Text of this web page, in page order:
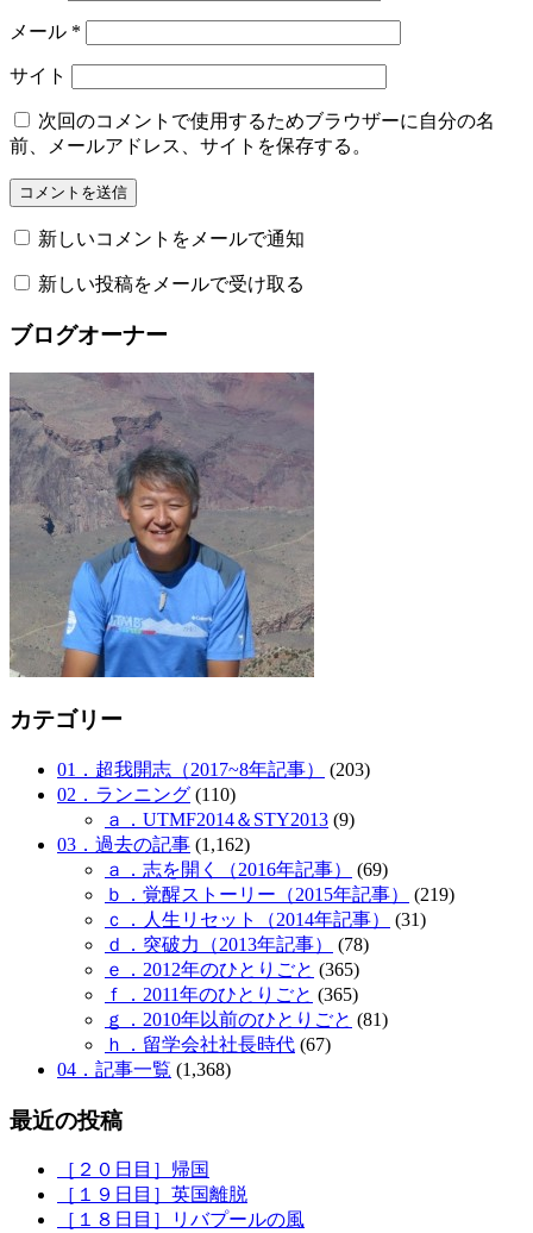
メール *
サイト
次回のコメントで使用するためブラウザーに自分の名
前、メールアドレス、サイトを保存する。
新しいコメントをメールで通知
新しい投稿をメールで受け取る
ブログオーナー
カテゴリー
01．超我開志（2017~8年記事）
(203)
02．ランニング (110)
ａ．UTMF2014＆STY2013 (9)
03．過去の記事 (1,162)
ａ．志を開く（2016年記事）
(69)
ｂ．覚醒ストーリー（2015年記事）
(219)
ｃ．人生リセット（2014年記事）
(31)
ｄ．突破力（2013年記事）
(78)
ｅ．2012年のひとりごと (365)
ｆ．2011年のひとりごと (365)
ｇ．2010年以前のひとりごと (81)
ｈ．留学会社社長時代 (67)
04．記事一覧 (1,368)
最近の投稿
［２０日目］帰国
［１９日目］英国離脱
［１８日目］リバプールの風